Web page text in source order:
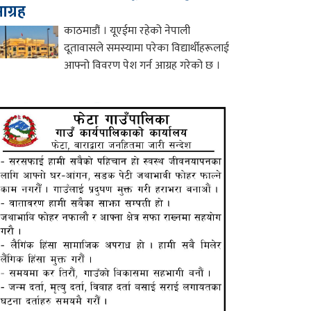
काठमाडौं । यूएईमा रहेको नेपाली
दूतावासले समस्यामा परेका विद्यार्थीहरूलाई
आफ्नो विवरण पेश गर्न आग्रह गरेको छ ।